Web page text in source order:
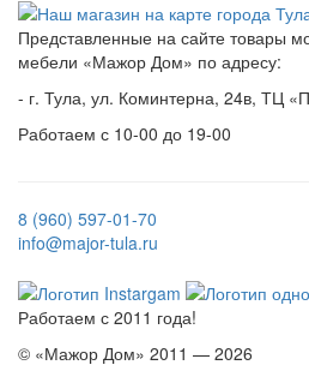
Представленные на сайте товары
мебели «Мажор Дом» по адресу:
- г. Тула, ул. Коминтерна, 24в, ТЦ
Работаем с 10-00 до 19-00
8 (960) 597-01-70
info@major-tula.ru
Работаем с 2011 года!
© «Мажор Дом» 2011 — 2026